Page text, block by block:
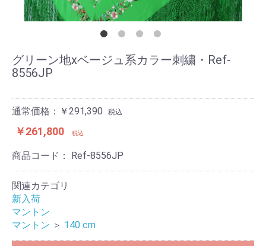
グリーン地xベージュ系カラー刺繍・Ref-
8556JP
通常価格：￥291,390 税込
￥261,800 税込
商品コード： Ref-8556JP
関連カテゴリ
新入荷
マントン
マントン ＞ 140 cm